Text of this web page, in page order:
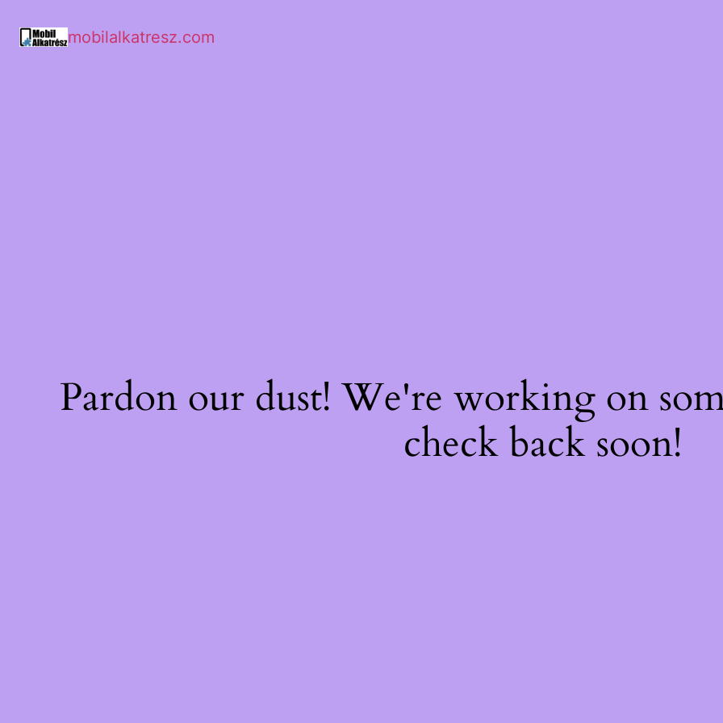
mobilalkatresz.com
Pardon our dust! We're working on
check back soon!